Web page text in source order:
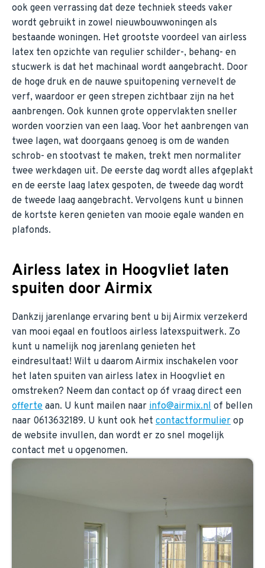
ook geen verrassing dat deze techniek steeds vaker
wordt gebruikt in zowel nieuwbouwwoningen als
bestaande woningen. Het grootste voordeel van airless
latex ten opzichte van regulier schilder-, behang- en
stucwerk is dat het machinaal wordt aangebracht. Door
de hoge druk en de nauwe spuitopening vernevelt de
verf, waardoor er geen strepen zichtbaar zijn na het
aanbrengen. Ook kunnen grote oppervlakten sneller
worden voorzien van een laag. Voor het aanbrengen van
twee lagen, wat doorgaans genoeg is om de wanden
schrob- en stootvast te maken, trekt men normaliter
twee werkdagen uit. De eerste dag wordt alles afgeplakt
en de eerste laag latex gespoten, de tweede dag wordt
de tweede laag aangebracht. Vervolgens kunt u binnen
de kortste keren genieten van mooie egale wanden en
plafonds.
Airless latex in Hoogvliet laten
spuiten door Airmix
Dankzij jarenlange ervaring bent u bij Airmix verzekerd
van mooi egaal en foutloos airless latexspuitwerk. Zo
kunt u namelijk nog jarenlang genieten het
eindresultaat! Wilt u daarom Airmix inschakelen voor
het laten spuiten van airless latex in Hoogvliet en
omstreken? Neem dan contact op óf vraag direct een
offerte aan. U kunt mailen naar info@airmix.nl of bellen
naar 0613632189. U kunt ook het contactformulier op
de website invullen, dan wordt er zo snel mogelijk
contact met u opgenomen.